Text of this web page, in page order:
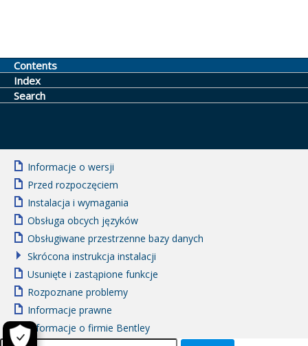
Contents
Index
Search
Informacje o wersji
Przed rozpoczęciem
Instalacja i wymagania
Obsługa obcych języków
Obsługiwane przestrzenne bazy danych
Skrócona instrukcja instalacji
Usunięte i zastąpione funkcje
Rozpoznane problemy
Informacje prawne
Informacje o firmie Bentley